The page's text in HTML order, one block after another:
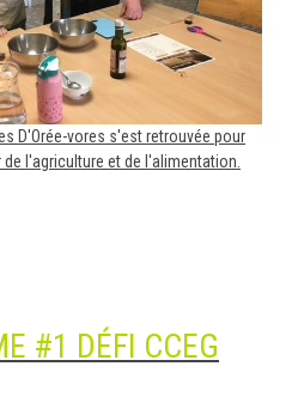
D'Orée-vores s'est retrouvée pour
l'agriculture et de l'alimentation.
#1 DÉFI CCEG